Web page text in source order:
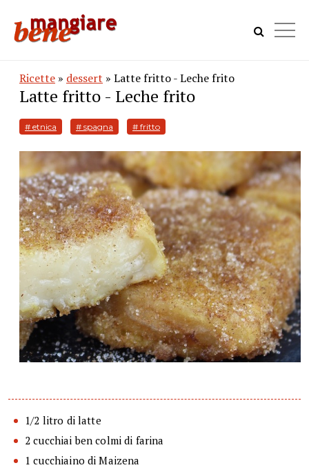
Ricette » dessert » Latte fritto - Leche frito
Latte fritto - Leche frito
# etnica # spagna # fritto
1/2 litro di latte
2 cucchiai ben colmi di farina
1 cucchiaino di Maizena